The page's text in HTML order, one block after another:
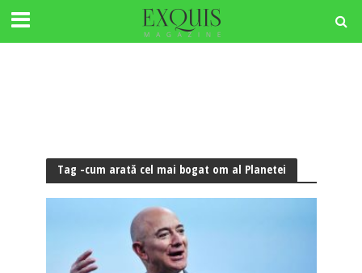
Tag -cum arată cel mai bogat om al Planetei